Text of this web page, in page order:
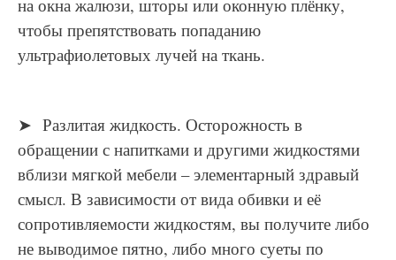
на окна жалюзи, шторы или оконную плёнку,
чтобы препятствовать попаданию
ультрафиолетовых лучей на ткань.
➤ Разлитая жидкость. Осторожность в
обращении с напитками и другими жидкостями
вблизи мягкой мебели – элементарный здравый
смысл. В зависимости от вида обивки и её
сопротивляемости жидкостям, вы получите либо
не выводимое пятно, либо много суеты по